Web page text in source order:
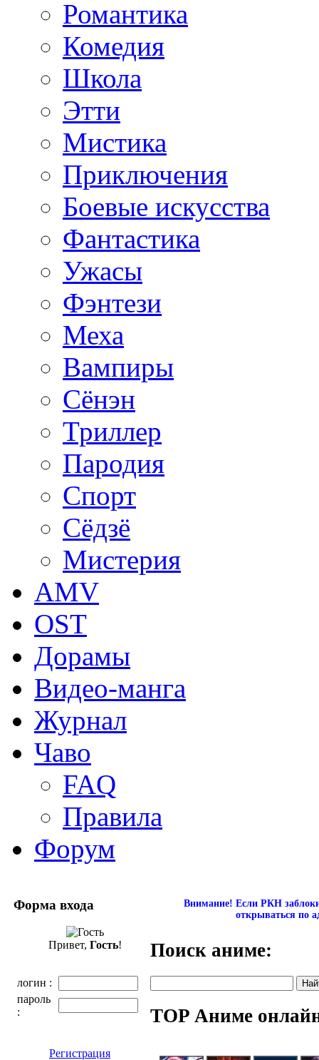
Романтика
Комедия
Школа
Этти
Мистика
Приключения
Боевые искусства
Фантастика
Ужасы
Фэнтези
Меха
Вампиры
Сёнэн
Триллер
Пародия
Спорт
Сёдзё
Мистерия
AMV
OST
Дорамы
Видео-манга
Журнал
Чаво
FAQ
Правила
Форум
Форма входа
Привет, Гость!
логин :
пароль
:
Регистрация
Внимание! Если РКН
открываться по
Поиск аниме:
TOP Аниме